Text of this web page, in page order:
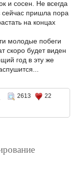
и сосен. Не всегда
сейчас пришла пора
на концах
молодые побеги
скоро будет виден
год в эту же
2613
22